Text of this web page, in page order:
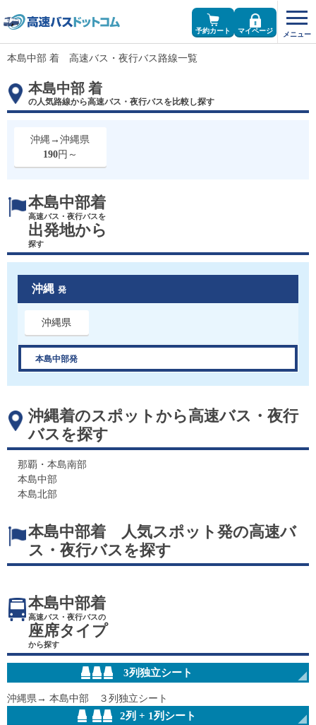
予約カート マイページ
本島中部 着 高速バス・夜行バス路線一覧
本島中部 着
の人気路線から高速バス・夜行バスを比較し探す
沖縄→沖縄県
190円～
本島中部着
高速バス・夜行バスを
出発地から
探す
沖縄 発
沖縄県
本島中部発
沖縄着のスポットから高速バス・夜行
バスを探す
那覇・本島南部
本島中部
本島北部
本島中部着 人気スポット発の高速バ
ス・夜行バスを探す
本島中部着
高速バス・夜行バスの
座席タイプ
から探す
3列独立シート
沖縄県→ 本島中部 ３列独立シート
2列 + 1列シート